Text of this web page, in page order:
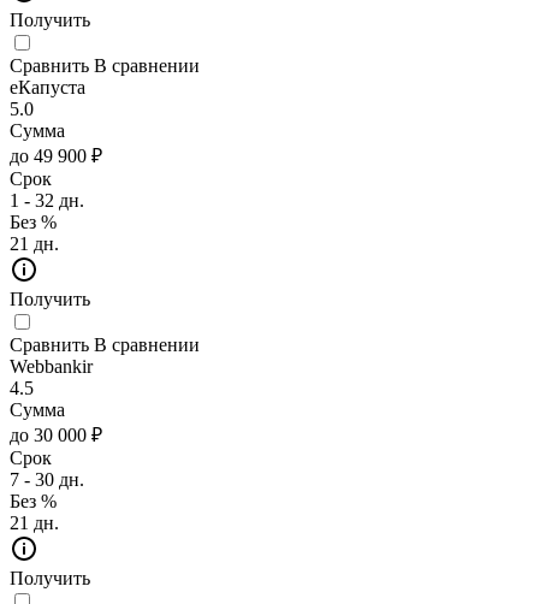
Получить
Сравнить В сравнении
еКапуста
5.0
Сумма
до 49 900 ₽
Срок
1 - 32 дн.
Без %
21 дн.
Получить
Сравнить В сравнении
Webbankir
4.5
Сумма
до 30 000 ₽
Срок
7 - 30 дн.
Без %
21 дн.
Получить